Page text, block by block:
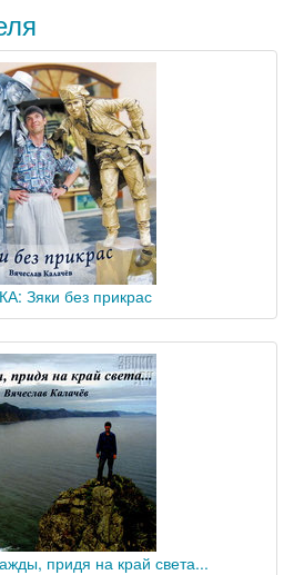
Зяки без прикрас
придя на край света...